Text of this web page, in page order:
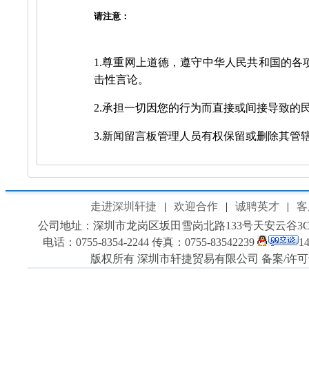
请注意：
1.尊重网上道德，遵守中华人民共和国的各
击性言论。
2.承担一切因您的行为而直接或间接导致的
3.新闻留言板管理人员有权保留或删除其管
走进深圳轩捷 | 欢迎合作 | 诚聘英才 |
公司地址：深圳市龙岗区坂田雪岗北路133号天安云谷
电话：0755-8354-2244 传真：0755-83542239
版权所有 深圳市轩捷贸易有限公司 备案/许